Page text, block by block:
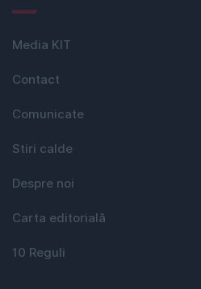
Media KIT
Contact
Comunicate
Stiri calde
Despre noi
Carta editorială
10 Reguli